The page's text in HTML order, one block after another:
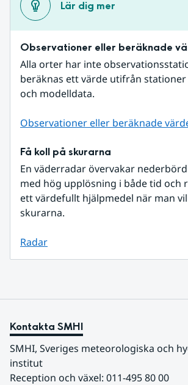
Lär dig mer
Observationer eller beräknade
Alla orter har inte
beräknas ett värde utifrån
och modelldata.
Observationer eller beräknade
Få koll på skurarna
En väderradar övervakar
med hög upplösning i både tid och
ett värdefullt hjälpmedel när man
skurarna.
Radar
Kontakta SMHI
SMHI, Sveriges meteorologiska och
institut
Reception och växel: 011-495 80 00